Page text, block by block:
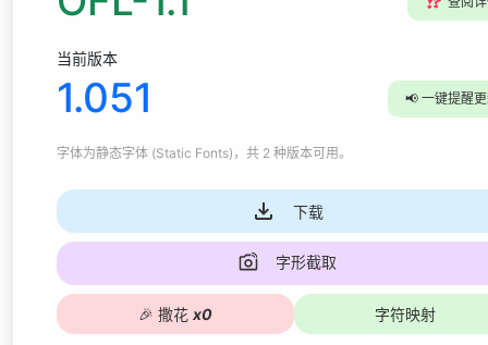
当前版本
1.051 📢 一键提醒
字体为静态字体 (Static Fonts) ，共 2 种版本可用。
下载
字形截取
🎉 撒花 x0 字符映射